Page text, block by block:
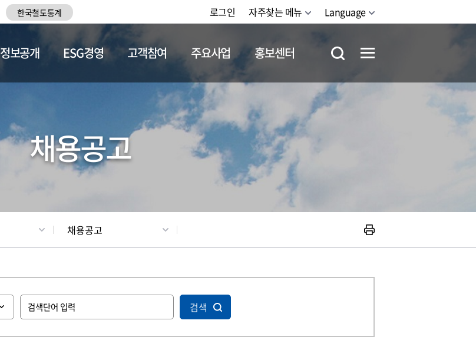
한국철도통계 로그인 자주찾는 메뉴 Language
채용정보
정보공개 ESG경영 고객참여 주요사업 홍보센터
채용공고
채용공고
검색